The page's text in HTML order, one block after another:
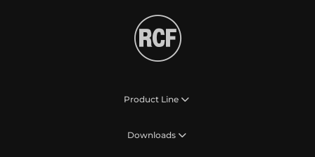
Product Line
Downloads